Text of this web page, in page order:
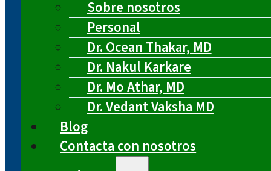
Sobre nosotros
Personal
Dr. Ocean Thakar, MD
Dr. Nakul Karkare
Dr. Mo Athar, MD
Dr. Vedant Vaksha MD
Blog
Contacta con nosotros